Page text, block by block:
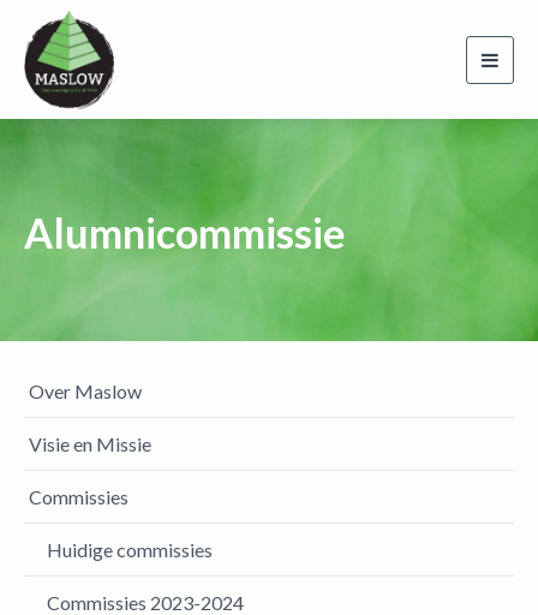
Alumnicommissie
Over Maslow
Visie en Missie
Commissies
Huidige commissies
Commissies 2023-2024